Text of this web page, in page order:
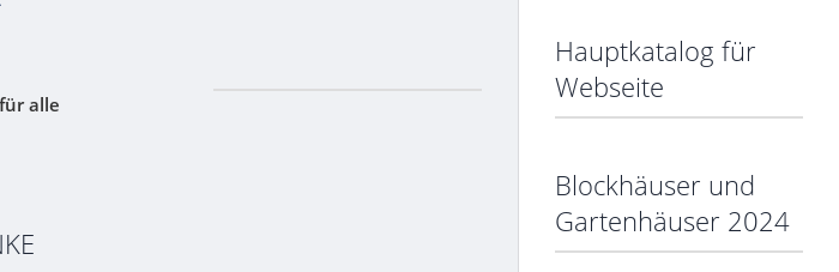
alle
Hauptkatalog für
Webseite
Blockhäuser und
Gartenhäuser 2024